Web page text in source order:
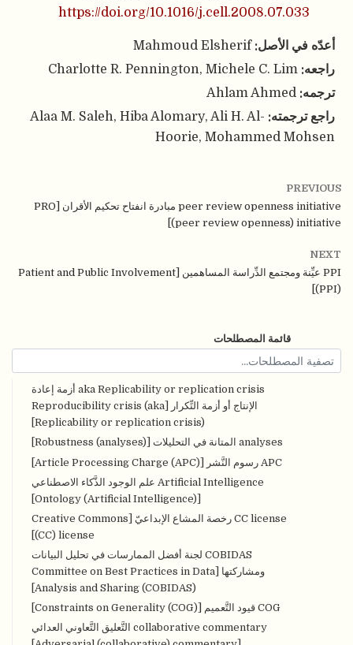
المصطلحات
aka Replicability or replication crisis أزمة إعادة
الإنتاج أو أزمة التِّكرار [Reproducibility crisis (aka
Replicability or replication crisis)]
Artificial Intelligence علم الوجود الذَّكاء الاصطناعي
CC license رخصة المشاع الإبداعيّ [Creative Commons
COBIDAS لجنة أفضل الممارسات في تحليل البيانات
ومشاركتها [Committee on Best Practices in Data
Analysis and Sharing (COBIDAS)]
collaborative commentary التَّعليق التَّعاوني العدائي
https://doi.org/10.1016/
Mahmoud Elsherif
Charlotte R. Pennington, Michele C.
Ahlam
Alaa M. Saleh, Hiba Alomary, Ali H. Al-
Hoorie,
peer review openness initiative مبادرة انفتاح تحكيم الأقران [PRO
(peer review
PPI عيِّنة ومجتمع الدِّراسة المساهمين [Patient and Public Involvement